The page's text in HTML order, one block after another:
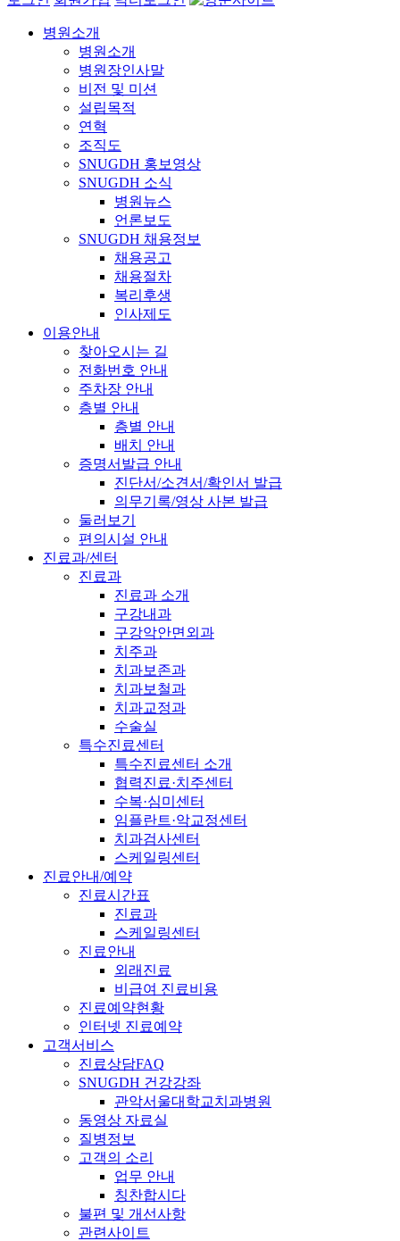
병원소개
병원소개
병원장인사말
비전 및 미션
설립목적
연혁
조직도
SNUGDH 홍보영상
SNUGDH 소식
병원뉴스
언론보도
SNUGDH 채용정보
채용공고
채용절차
복리후생
인사제도
이용안내
찾아오시는 길
전화번호 안내
주차장 안내
층별 안내
층별 안내
배치 안내
증명서발급 안내
진단서/소견서/확인서 발급
의무기록/영상 사본 발급
둘러보기
편의시설 안내
진료과/센터
진료과
진료과 소개
구강내과
구강악안면외과
치주과
치과보존과
치과보철과
치과교정과
수술실
특수진료센터
특수진료센터 소개
협력진료·치주센터
수복·심미센터
임플란트·악교정센터
치과검사센터
스케일링센터
진료안내/예약
진료시간표
진료과
스케일링센터
진료안내
외래진료
비급여 진료비용
진료예약현황
인터넷 진료예약
고객서비스
진료상담FAQ
SNUGDH 건강강좌
관악서울대학교치과병원
동영상 자료실
질병정보
고객의 소리
업무 안내
칭찬합시다
불편 및 개선사항
관련사이트